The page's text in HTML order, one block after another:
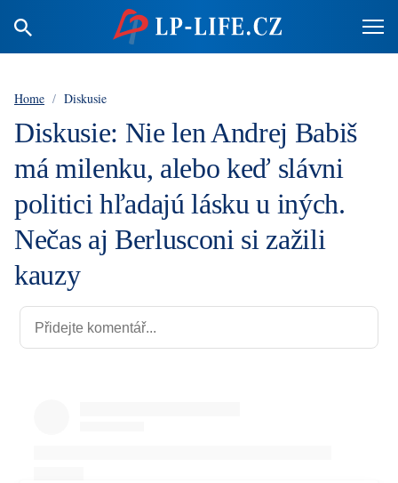
Home / Diskusie
Diskusie: Nie len Andrej Babiš
má milenku, alebo keď slávni
politici hľadajú lásku u iných.
Nečas aj Berlusconi si zažili
kauzy